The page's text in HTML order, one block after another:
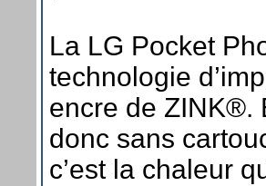
La LG Pocket
technologie
encre de ZINK®.
donc sans
c’est la chaleur